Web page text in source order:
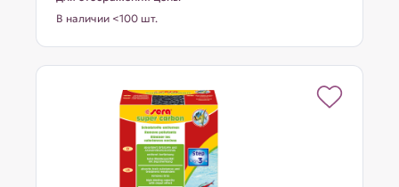
В наличии <100 шт.